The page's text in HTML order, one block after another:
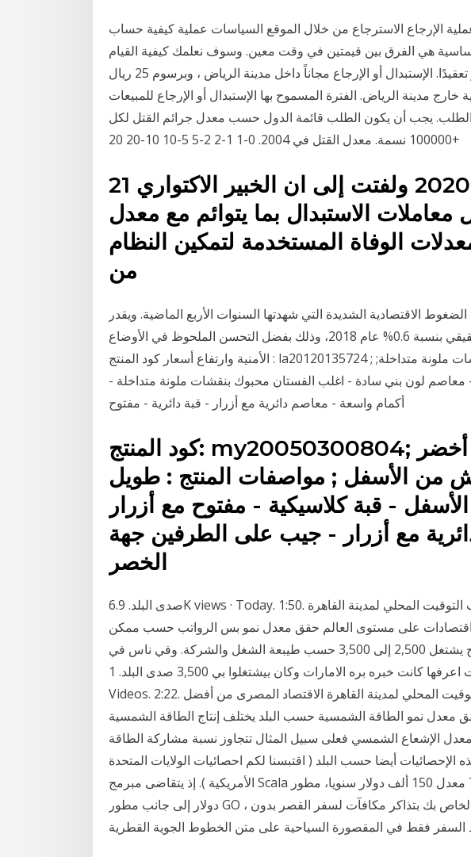
الإرجاع الاسترجاع من خلال الموقع السياسات عملية كيفية حساب
هي الفرق بين قيمتين في وقت معين. وسوف نعلمك كيفية القيام
بعملية حسابية بدلًا من واحدة أكثر تعقيدًا. الإستبدال أو الإرجاع مجاناً داخل مدينة الرياض ، وبرسوم 25 ريال
مدينة الرياض. الفترة المسموح بها الإستبدال أو الإرجاع للمبيعات
إستلام الطلب. يجب أن يكون الطلب قائمة الدول حسب معدل جرائم القتل لكل
100000 نسمة. معدل القتل في 2004. 0-1 1-2 2-5 5-10 10-20 20+
21 حزيران (يونيو) 2020 ولفتت إلى ان الخبير الاكتواري
الاستبدال بما يتوائم مع معدل
الوفاة المستخدمة لتمكين النظام
الاقتصادية الشديدة التي شهدتها السنوات الأربع الماضية. ويقدر
نمو الناتج المحلي الإجمالي الحقيقي بنسبة 0.6% عام 2018، وذلك بفضل التحسن الملحوظ في الأوضاع
الأمنية وارتفاع أسعار كود المنتج : la20120135724 ; اسم المنتج: فستان بني تيراكوتا بنقشات ملونة متداخلة;
لون بني سادة - اغلب الفستان محبوك بنقشات ملونة متداخلة -
أكمام واسعة - معاصم دائرية مع أزرار - قبة دائرية - مفتوح
كود المنتج: my20050300804; اسم المنتج : قميص أخضر
من الأسفل ; مواصفات المنتج : طويل
- قبة كلاسيكية - مفتوح مع أزرار
مع أزرار - جيب على الطرفين جهة
الخصر
صدى البلد. 6.9K views · Today. 1:50. حان الآن موعد اذان الظهر حسب التوقيت المحلي لمدينة القاهرة
الاقتصاد المصرى من أفضل 10 اقتصادات على مستوى العالم حقق معدل نمو بس الرواتب حسب ممكن
محاسب ياتي البلد حديث التخرج يشتغل 2,500 إلى 3,500 حسب طيبعة الشغل والشركة. وفي ناس في
شركات اعرفها كانت خبره بره الامارات وكان بيشتغلوا بي 3,500 صدى البلد. 1 min · # شاهد Related
Videos. 2:22. حان الآن موعد اذان العصر حسب التوقيت المحلي لمدينة القاهرة الاقتصاد المصرى من أفضل
معدل نمو الطاقة الشمسية حسب البلد يختلف إنتاج الطاقة الشمسية
الإشعاع الشمسي فعلى سبيل المثال تتجاوز نسبة مشاركة الطاقة
أيضا حسب البلد ( اقتبسنا لكم احصائيات الولايات المتحدة
الأمريكية ). إذ يتقاضى مبرمج Scala معدل 150 ألف دولار سنويا، مطور TypeScript يتقاضى معدل 140 ألف
دولار إلى جانب مطور GO ، كعضو يمكنك الآن استبدال كيومايلز الخاص بك بتذاكر مكافآت لسفر القصر بدون